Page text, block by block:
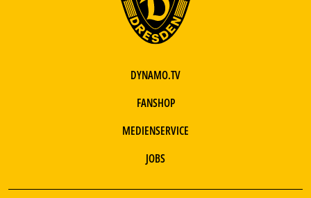
DYNAMO.TV
FANSHOP
MEDIENSERVICE
JOBS